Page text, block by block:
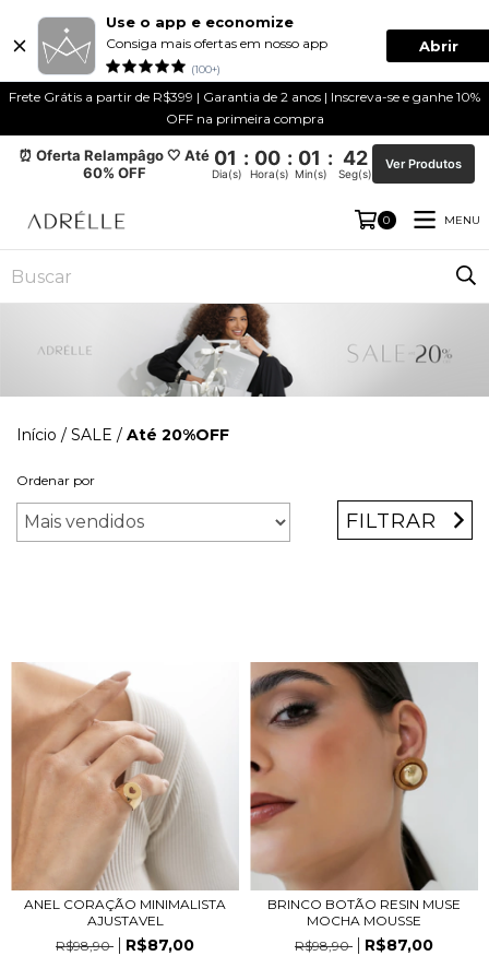
Use o app e economize
Consiga mais ofertas em nosso app
(100+)
Abrir
Frete Grátis a partir de R$399 | Garantia de 2 anos | Inscreva-se e ganhe 10%
OFF na primeira compra
⏰ Oferta Relampâgo 🤍 Até
60% OFF
01 : 00 : 01 : 42
Dia(s) Hora(s) Min(s) Seg(s)
Ver Produtos
0 MENU
Início / SALE / Até 20%OFF
Ordenar por
FILTRAR
ANEL CORAÇÃO MINIMALISTA
AJUSTAVEL
R$98,90
R$87,00
BRINCO BOTÃO RESIN MUSE
MOCHA MOUSSE
R$98,90
R$87,00